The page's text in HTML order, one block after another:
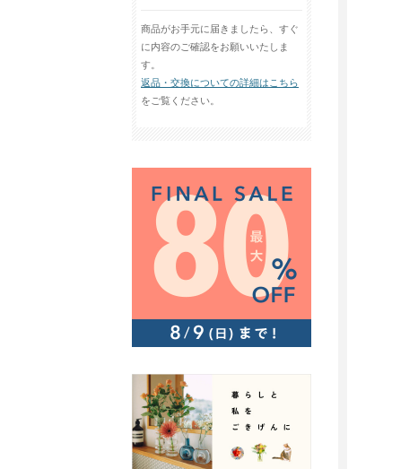
商品がお手元に届きましたら、すぐ
に内容のご確認をお願いいたしま
す。
返品・交換についての詳細はこちら
をご覧ください。